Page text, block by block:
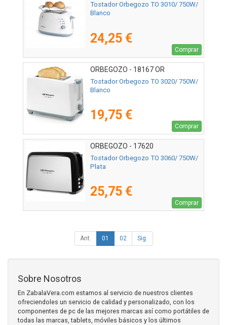
Tostador Orbegozo TO 3010/ 750W/
Blanco
24,25 €
Comprar
ORBEGOZO - 18167 OR
Tostador Orbegozo TO 3020/ 750W/
Blanco
19,75 €
Comprar
ORBEGOZO - 17620
Tostador Orbegozo TO 3060/ 750W/
Plata
25,75 €
Comprar
Ant. 01 02 Sig.
Sobre Nosotros
En ZabalaVera.com estamos al servicio de nuestros clientes
ofreciendoles un servicio de calidad y personalizado, con los
componentes de pc de las mejores marcas así como portátiles de
todas las marcas, tablets, móviles básicos y los últimos